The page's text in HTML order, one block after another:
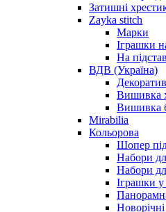
Затишні
Zayka stitch
Марки
Іграшки
На
ВДВ (Україна)
Вишивка
Вишивка
Mirabilia
Кольорова
Шопер
Набори
Набори
Іграшки